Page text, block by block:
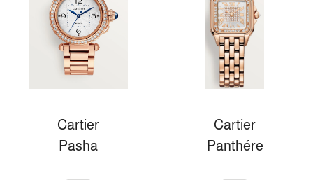
Cartier
Pasha
Cartier
Panthére